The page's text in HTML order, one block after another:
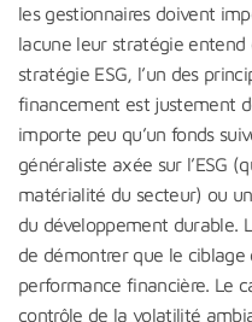
les gestionnaires doivent
lacune leur stratégie entend
stratégie ESG, l’un des
financement est justement
importe peu qu’un fonds
généraliste axée sur l’ESG
matérialité du secteur) ou
du développement durable.
de démontrer que le ciblage
performance financière. Le
contrôle de la volatilité